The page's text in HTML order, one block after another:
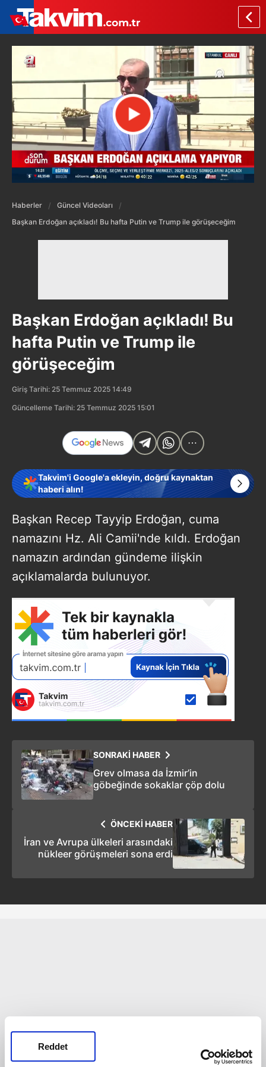
Reddet
Haberler
Güncel Videoları
Başkan Erdoğan açıkladı! Bu hafta Putin ve Trump ile görüşeceğim
Başkan Erdoğan açıkladı! Bu
hafta Putin ve Trump ile
görüşeceğim
Giriş Tarihi: 25 Temmuz 2025 14:49
Güncelleme Tarihi: 25 Temmuz 2025 15:01
Takvim'i Google'a ekleyin, doğru kaynaktan
haberi alın!
Başkan Recep Tayyip Erdoğan, cuma
namazını Hz. Ali Camii'nde kıldı. Erdoğan
namazın ardından gündeme ilişkin
açıklamalarda bulunuyor.
SONRAKİ HABER
Grev olmasa da İzmir’in
göbeğinde sokaklar çöp dolu
ÖNCEKİ HABER
İran ve Avrupa ülkeleri arasındaki
nükleer görüşmeleri sona erdi